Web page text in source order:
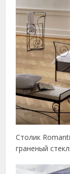
Столик
граненый